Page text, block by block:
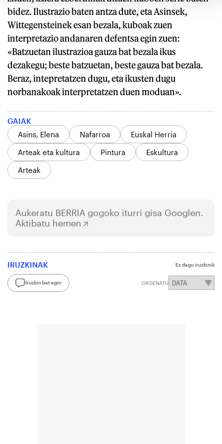
bidez. Ilustrazio baten antza dute, eta Asinsek,
Wittegensteinek esan bezala, kuboak zuen
interpretazio andanaren defentsa egin zuen:
«Batzuetan ilustrazioa gauza bat bezala ikus
dezakegu; beste batzuetan, beste gauza bat bezala.
Beraz, intepretatzen dugu, eta ikusten dugu
norbanakoak interpretatzen duen moduan».
GAIAK
Asins, Elena
Nafarroa
Euskal Herria
Arteak eta kultura
Pintura
Eskultura
Arteak
Aukeratu BERRIA gogoko iturri gisa Googlen.
Aktibatu hemen
IRUZKINAK Ez dago iruzkinik
Iruzkin bat egin ORDENATU